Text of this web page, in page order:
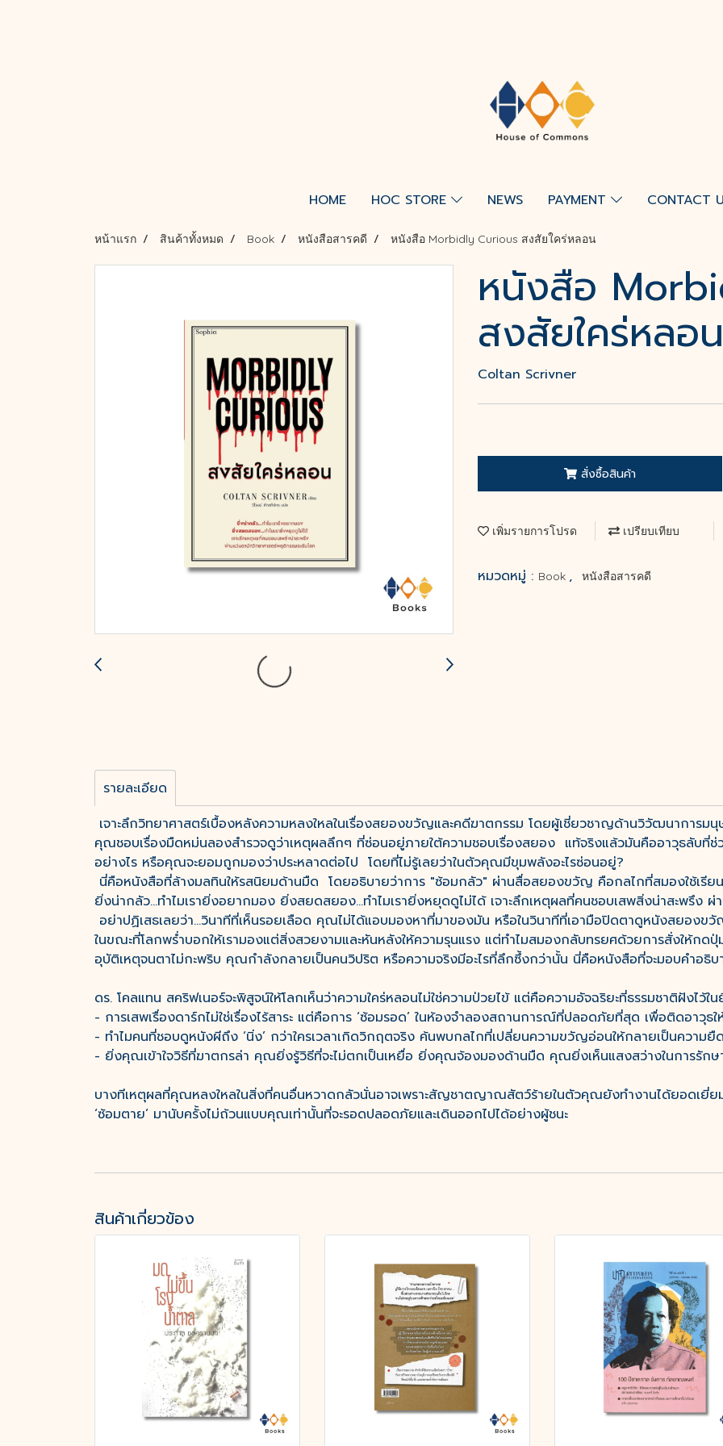
HOME HOC STORE NEWS PAYMENT CONTACT
หน้าแรก สินค้าทั้งหมด Book หนังสือสารคดี หนังสือ Morbidly Curious สงสัยใคร่หลอน
หนังสือ
สงสัยใคร่หลอน
Coltan Scrivner
สั่งซื้อสินค้า
เพิ่มรายการโปรด เปรียบเทียบ
หมวดหมู่ : Book , หนังสือสารคดี
รายละเอียด
เจาะลึกวิทยาศาสตร์เบื้องหลังความหลงใหลในเรื่องสยองขวัญและคดีฆาตกรรม โดยผู้เชี่ยวชาญด้านวิวัฒนาการม
คุณชอบเรื่องมืดหม่นลองสำรวจดูว่าเหตุผลลึกๆ ที่ซ่อนอยู่ภายใต้ความชอบเรื่องสยอง แท้จริงแล้วมันคืออาวุธลับที่
อย่างไร หรือคุณจะยอมถูกมองว่าประหลาดต่อไป โดยที่ไม่รู้เลยว่าในตัวคุณมีขุมพลังอะไรซ่อนอยู่?
นี่คือหนังสือที่ล้างมลทินให้รสนิยมด้านมืด โดยอธิบายว่าการ "ซ้อมกลัว" ผ่านสื่อสยองขวัญ คือกลไกที่สมองใช้เรีย
ยิ่งน่ากลัว...ทำไมเรายิ่งอยากมอง ยิ่งสยดสยอง...ทำไมเรายิ่งหยุดดูไม่ได้ เจาะลึกเหตุผลที่คนชอบเสพสิ่งน่าสะพรึง
อย่าปฏิเสธเลยว่า...วินาทีที่เห็นรอยเลือด คุณไม่ได้แอบมองหาที่มาของมัน หรือในวินาทีที่เอามือปิดตาดูหนังสยองข
ในขณะที่โลกพร่ำบอกให้เรามองแต่สิ่งสวยงามและหันหลังให้ความรุนแรง แต่ทำไมสมองกลับทรยศด้วยการสั่งให้ก
อุบัติเหตุจนตาไม่กะพริบ คุณกำลังกลายเป็นคนวิปริต หรือความจริงมีอะไรที่ลึกซึ้งกว่านั้น นี่คือหนังสือที่จะมอบคำอ
ดร. โคลแทน สคริฟเนอร์จะพิสูจน์ให้โลกเห็นว่าความใคร่หลอนไม่ใช่ความป่วยไข้ แต่คือความอัจฉริยะที่ธรรมชาติฝังไว้ใ
- การเสพเรื่องดาร์กไม่ใช่เรื่องไร้สาระ แต่คือการ ‘ซ้อมรอด’ ในห้องจำลองสถานการณ์ที่ปลอดภัยที่สุด เพื่อติดอา
- ทำไมคนที่ชอบดูหนังผีถึง ‘นิ่ง’ กว่าใครเวลาเกิดวิกฤตจริง ค้นพบกลไกที่เปลี่ยนความขวัญอ่อนให้กลายเป็นความ
- ยิ่งคุณเข้าใจวิธีที่ฆาตกรล่า คุณยิ่งรู้วิธีที่จะไม่ตกเป็นเหยื่อ ยิ่งคุณจ้องมองด้านมืด คุณยิ่งเห็นแสงสว่างในการรักษ
บางทีเหตุผลที่คุณหลงใหลในสิ่งที่คนอื่นหวาดกลัวนั่นอาจเพราะสัญชาตญาณสัตว์ร้ายในตัวคุณยังทำงานได้ยอดเยี่ยม
‘ซ้อมตาย’ มานับครั้งไม่ถ้วนแบบคุณเท่านั้นที่จะรอดปลอดภัยและเดินออกไปได้อย่างผู้ชนะ
สินค้าเกี่ยวข้อง